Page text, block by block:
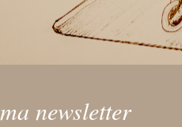
newsletter